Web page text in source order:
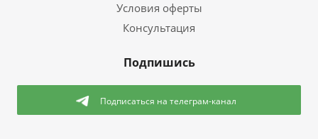
Условия оферты
Консультация
Подпишись
Подписаться на телеграм-канал